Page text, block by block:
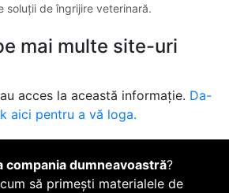
soluții de îngrijire veterinară.
mai multe site-uri
acces la această informație. Da-
aici pentru a vă loga.
compania dumneavoastră?
să primești materialele de